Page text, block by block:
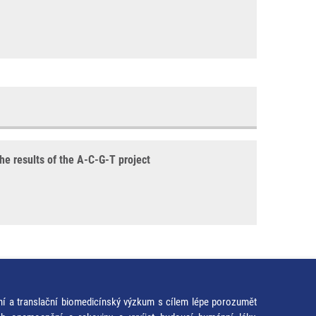
results of the A-C-G-T project
a translační biomedicínský výzkum s cílem lépe porozumět